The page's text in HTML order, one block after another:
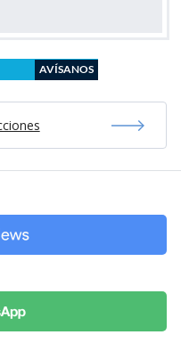
AVÍSANOS